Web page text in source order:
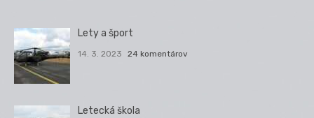
Lety a šport
14. 3. 2023 24 komentárov
Letecká škola